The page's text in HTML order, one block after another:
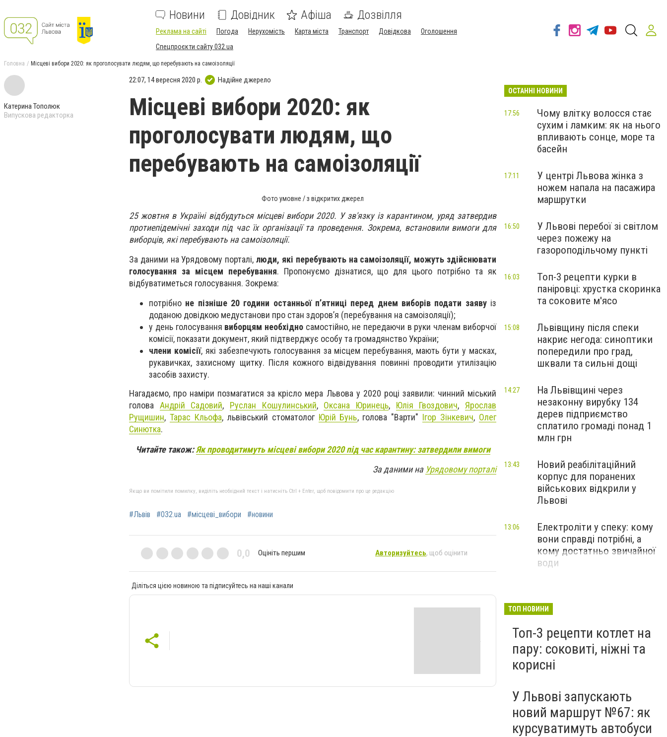
Новини Довідник Афіша Дозвілля
Реклама на сайті Погода Нерухомість Карта міста Транспорт Довідкова
Оголошення
Спецпроєкти сайту 032.ua
Головна Місцеві вибори 2020: як проголосувати людям, що перебувають на самоізоляції
Катерина Тополюк
Випускова редакторка
22:07, 14 вересня 2020 р. Надійне джерело
Місцеві вибори 2020: як
проголосувати людям, що
перебувають на самоізоляції
Фото умовне / з відкритих джерел
25 жовтня в Україні відбудуться місцеві вибори 2020. У зв'язку із карантином, уряд затвердив
протиепідемічні заходи під час їх організації та проведення. Зокрема, встановили вимоги для
виборців, які перебувають на самоізоляції.
За даними на Урядовому порталі,люди, які перебувають на самоізоляції, можуть здійснювати
голосування за місцем перебування. Пропонуємо дізнатися, що для цього потрібно та як
відбуватиметься голосування. Зокрема:
потрібно не пізніше 20 години останньої п’ятниці перед днем виборів подати заявуіз
доданою довідкою медустанови про стан здоров’я (перебування на самоізоляції);
у день голосування виборцям необхідно самостійно, не передаючи в руки членам виборчої
комісії, показати документ, який підтверджує особу та громадянство України;
члени комісії, які забезпечують голосування за місцем перебування, мають бути у масках,
рукавичках, захисному щитку. Після кожного відвідування повинні проводити утилізацію
засобів захисту.
Нагадаємо, про наміри позмагатися за крісло мера Львова у 2020 році заявили: чинний міський
голова Андрій Садовий, Руслан Кошулинський, Оксана Юринець, Юлія Гвоздович,Ярослав
Рущишин, Тарас Кльофа, львівський стоматолог Юрій Бунь, голова "Варти" Ігор Зінкевич, Олег
Синютка.
Читайте також:Як проводитимуть місцеві вибори 2020 під час карантину: затвердили вимоги
За даними на Урядовому порталі
Якщо ви помітили помилку, виділіть необхідний текст і натисніть Ctrl + Enter, щоб повідомити про це редакцію
#Львів #032.ua #місцеві_вибори #новини
0,0 Оцініть першим Авторизуйтесь, щоб оцінити
Діліться цією новиною та підписуйтесь на наші канали
ОСТАННІ НОВИНИ
Чому влітку волосся стає
сухим і ламким: як на нього
впливають сонце, море та
басейн
17:56
У центрі Львова жінка з
ножем напала на пасажира
маршрутки
17:11
У Львові перебої зі світлом
через пожежу на
газороподільчому пункті
16:50
Топ-3 рецепти курки в
паніровці: хрустка скоринка
та соковите м'ясо
16:03
Львівщину після спеки
накриє негода: синоптики
попередили про град,
шквали та сильні дощі
15:08
На Львівщині через
незаконну вирубку 134
дерев підприємство
сплатило громаді понад 1
млн грн
14:27
Новий реабілітаційний
корпус для поранених
військових відкрили у
Львові
13:43
Електроліти у спеку: кому
вони справді потрібні, а
кому достатньо звичайної
води
13:06
ТОП НОВИНИ
Топ-3 рецепти котлет на
пару: соковиті, ніжні та
корисні
У Львові запускають
новий маршрут №67: як
курсуватимуть автобуси